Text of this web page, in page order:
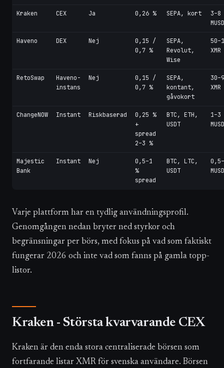
Kraken CEX Ja 0,26 % SEPA, kort
3–8
MUSD
Haveno DEX Nej
0,15 /
0,7 %
SEPA,
Revolut,
Wise
XMR
RetoSwap
Haveno-
instans
Nej
0,15 /
0,7 %
SEPA,
kontant,
gåvokort
XMR
ChangeNOW Instant Riskbaserad
0,25 %
+
spread
2–3 %
BTC, ETH,
USDT
1–3
MUSD
Majestic
Bank
Instant Nej
0,5–1
%
spread
BTC, LTC,
USDT
MUSD
Varje plattform har en tydlig användningsprofil.
Genomgången nedan bryter ned styrkor och
begränsningar per börs, med fokus på vad som faktiskt
fungerar 2026 och inte vad som fanns på gamla topp-
listor.
Kraken - Största kvarvarande CEX
Kraken är den enda stora centraliserade börsen som
fortfarande listar XMR för svenska användare. Börsen